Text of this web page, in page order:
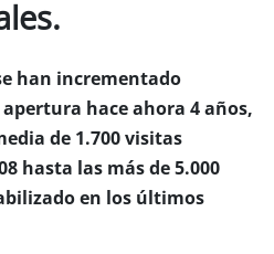
han incrementado
hace ahora 4 años,
de 1.700 visitas
hasta las más de 5.000
en los últimos